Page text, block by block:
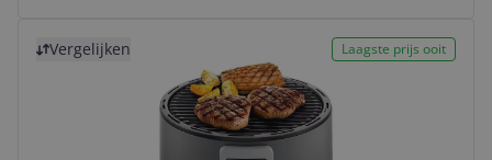
Vergelijken Laagste prijs ooit